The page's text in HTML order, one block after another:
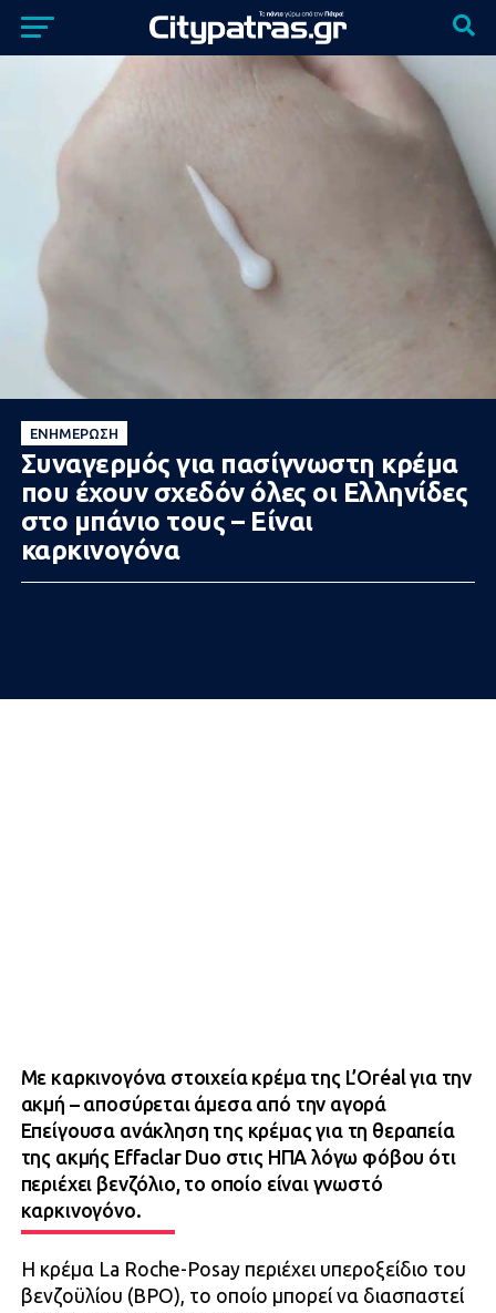
ΕΝΗΜΈΡΩΣΗ
Συναγερμός για πασίγνωστη κρέμα
που έχουν σχεδόν όλες οι Ελληνίδες
στο μπάνιο τους – Είναι
καρκινογόνα
Με καρκινογόνα στοιχεία κρέμα της L’Oréal για την
ακμή – αποσύρεται άμεσα από την αγορά
Επείγουσα ανάκληση της κρέμας για τη θεραπεία
της ακμής Effaclar Duo στις ΗΠΑ λόγω φόβου ότι
περιέχει βενζόλιο, το οποίο είναι γνωστό
καρκινογόνο.
Η κρέμα La Roche-Posay περιέχει υπεροξείδιο του
βενζοϋλίου (BPO), το οποίο μπορεί να διασπαστεί